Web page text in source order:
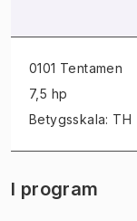
0101 Tentamen
7,5 hp
Betygsskala: TH
I program